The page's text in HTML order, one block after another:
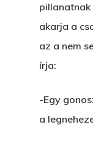
pillanatnak
akarja a
az a nem
írja:
-Egy
a